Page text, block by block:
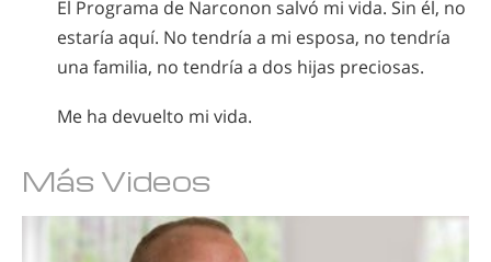
El Programa de Narconon salvó mi vida. Sin él, no
estaría aquí. No tendría a mi esposa, no tendría
una familia, no tendría a dos hijas preciosas.
Me ha devuelto mi vida.
Más Videos